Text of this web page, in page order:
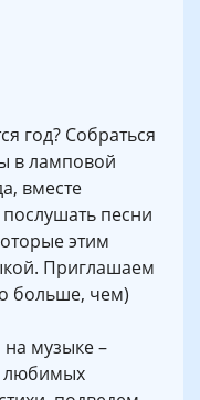
год? Собраться
в ламповой
вместе
песни
этим
Приглашаем
больше, чем)
музыке –
любимых